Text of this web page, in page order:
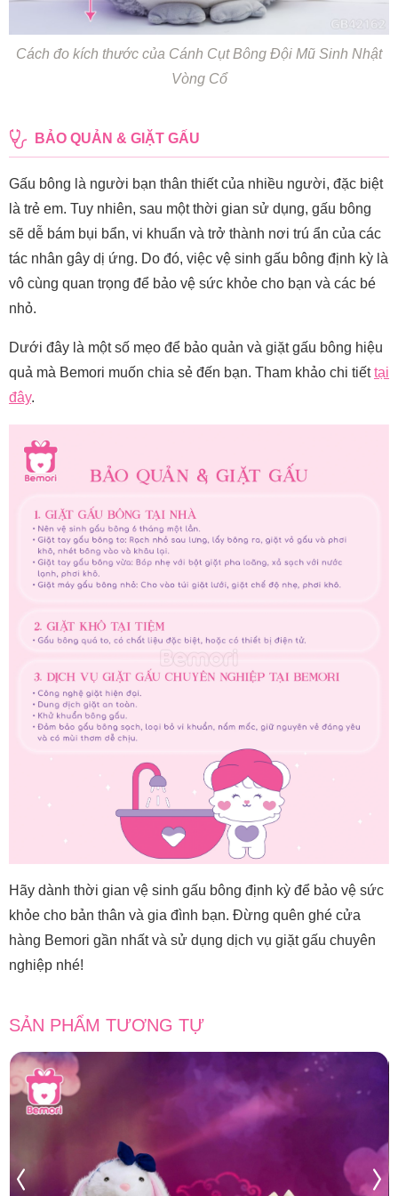
Cách đo kích thước của Cánh Cụt Bông Đội Mũ Sinh Nhật
Vòng Cổ
BẢO QUẢN & GIẶT GẤU
Gấu bông là người bạn thân thiết của nhiều người, đặc biệt
là trẻ em. Tuy nhiên, sau một thời gian sử dụng, gấu bông
sẽ dễ bám bụi bẩn, vi khuẩn và trở thành nơi trú ẩn của các
tác nhân gây dị ứng. Do đó, việc vệ sinh gấu bông định kỳ là
vô cùng quan trọng để bảo vệ sức khỏe cho bạn và các bé
nhỏ.
Dưới đây là một số mẹo để bảo quản và giặt gấu bông hiệu
quả mà Bemori muốn chia sẻ đến bạn. Tham khảo chi tiếttại
đây.
Hãy dành thời gian vệ sinh gấu bông định kỳ để bảo vệ sức
khỏe cho bản thân và gia đình bạn. Đừng quên ghé cửa
hàng Bemori gần nhất và sử dụng dịch vụ giặt gấu chuyên
nghiệp nhé!
SẢN PHẨM TƯƠNG TỰ